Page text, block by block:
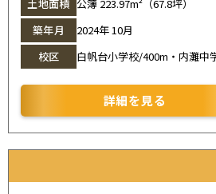
土地面積 公簿 223.97m²（67.8坪）
築年月
2024年 10月
校区
白帆台小学校/400m・内灘中
詳細を見る